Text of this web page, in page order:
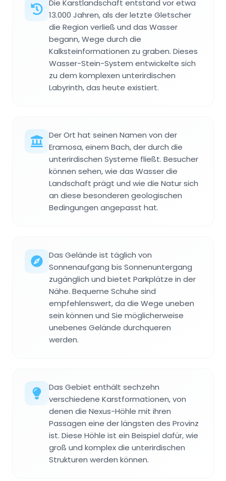
Die Karstlandschaft entstand vor etwa
13.000 Jahren, als der letzte Gletscher
die Region verließ und das Wasser
begann, Wege durch die
Kalksteinformationen zu graben. Dieses
Wasser-Stein-System entwickelte sich
zu dem komplexen unterirdischen
Labyrinth, das heute existiert.
Der Ort hat seinen Namen von der
Eramosa, einem Bach, der durch die
unterirdischen Systeme fließt. Besucher
können sehen, wie das Wasser die
Landschaft prägt und wie die Natur sich
an diese besonderen geologischen
Bedingungen angepasst hat.
Das Gelände ist täglich von
Sonnenaufgang bis Sonnenuntergang
zugänglich und bietet Parkplätze in der
Nähe. Bequeme Schuhe sind
empfehlenswert, da die Wege uneben
sein können und Sie möglicherweise
unebenes Gelände durchqueren
werden.
Das Gebiet enthält sechzehn
verschiedene Karstformationen, von
denen die Nexus-Höhle mit ihren
Passagen eine der längsten des Provinz
ist. Diese Höhle ist ein Beispiel dafür, wie
groß und komplex die unterirdischen
Strukturen werden können.